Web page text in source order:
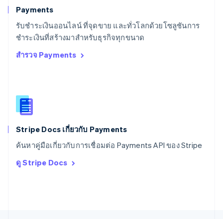
Payments
รับชำระเงินออนไลน์ ที่จุดขาย และทั่วโลกด้วยโซลูชันการ
ชำระเงินที่สร้างมาสำหรับธุรกิจทุกขนาด
สำรวจ Payments
Stripe Docs เกี่ยวกับ Payments
ค้นหาคู่มือเกี่ยวกับการเชื่อมต่อ Payments API ของ Stripe
ดู Stripe Docs
สหรัฐอเมริกา
English Español简体中文
สหรัฐอาหรับเอมิเรตส์
สหราชอาณาจักร
สิงคโปร์
English
ออสเตรเลีย
English
DeutschEnglish
ItalianoEnglish